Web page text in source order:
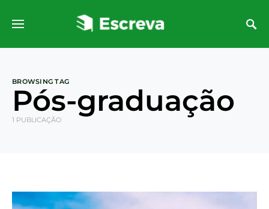
BROWSING TAG
Pós-graduação
1 PUBLICAÇÃO